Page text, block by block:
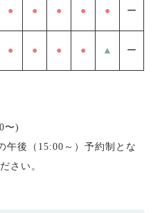
● ● ● ● ● ー
● ● ● ● ▲ ー
〜)
後（15:00～）予約制とな
さい。